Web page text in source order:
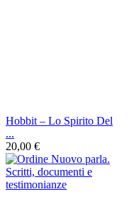
Hobbit ‎– Lo Spirito Del
...
20,00 €